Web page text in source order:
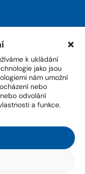
k ukládání
jako jsou
nám umožní
nebo
odvolání
a funkce.
ze života z
newsletteru.
seZásadami